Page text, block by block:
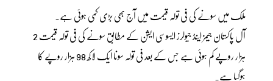
ملک میں سونے کی فی تولہ قیمت میں آج بھی بڑی کمی ہوئی ہے۔
آل پاکستان جیمز اینڈ جیولرز ایسوسی ایشن کے مطابق سونے کی فی تولہ قیمت 2
ہزار روپے کم ہوئی ہے جس کے بعد فی تولہ سونا ایک لاکھ 98 ہزار روپے کا
ہوگیا ہے۔